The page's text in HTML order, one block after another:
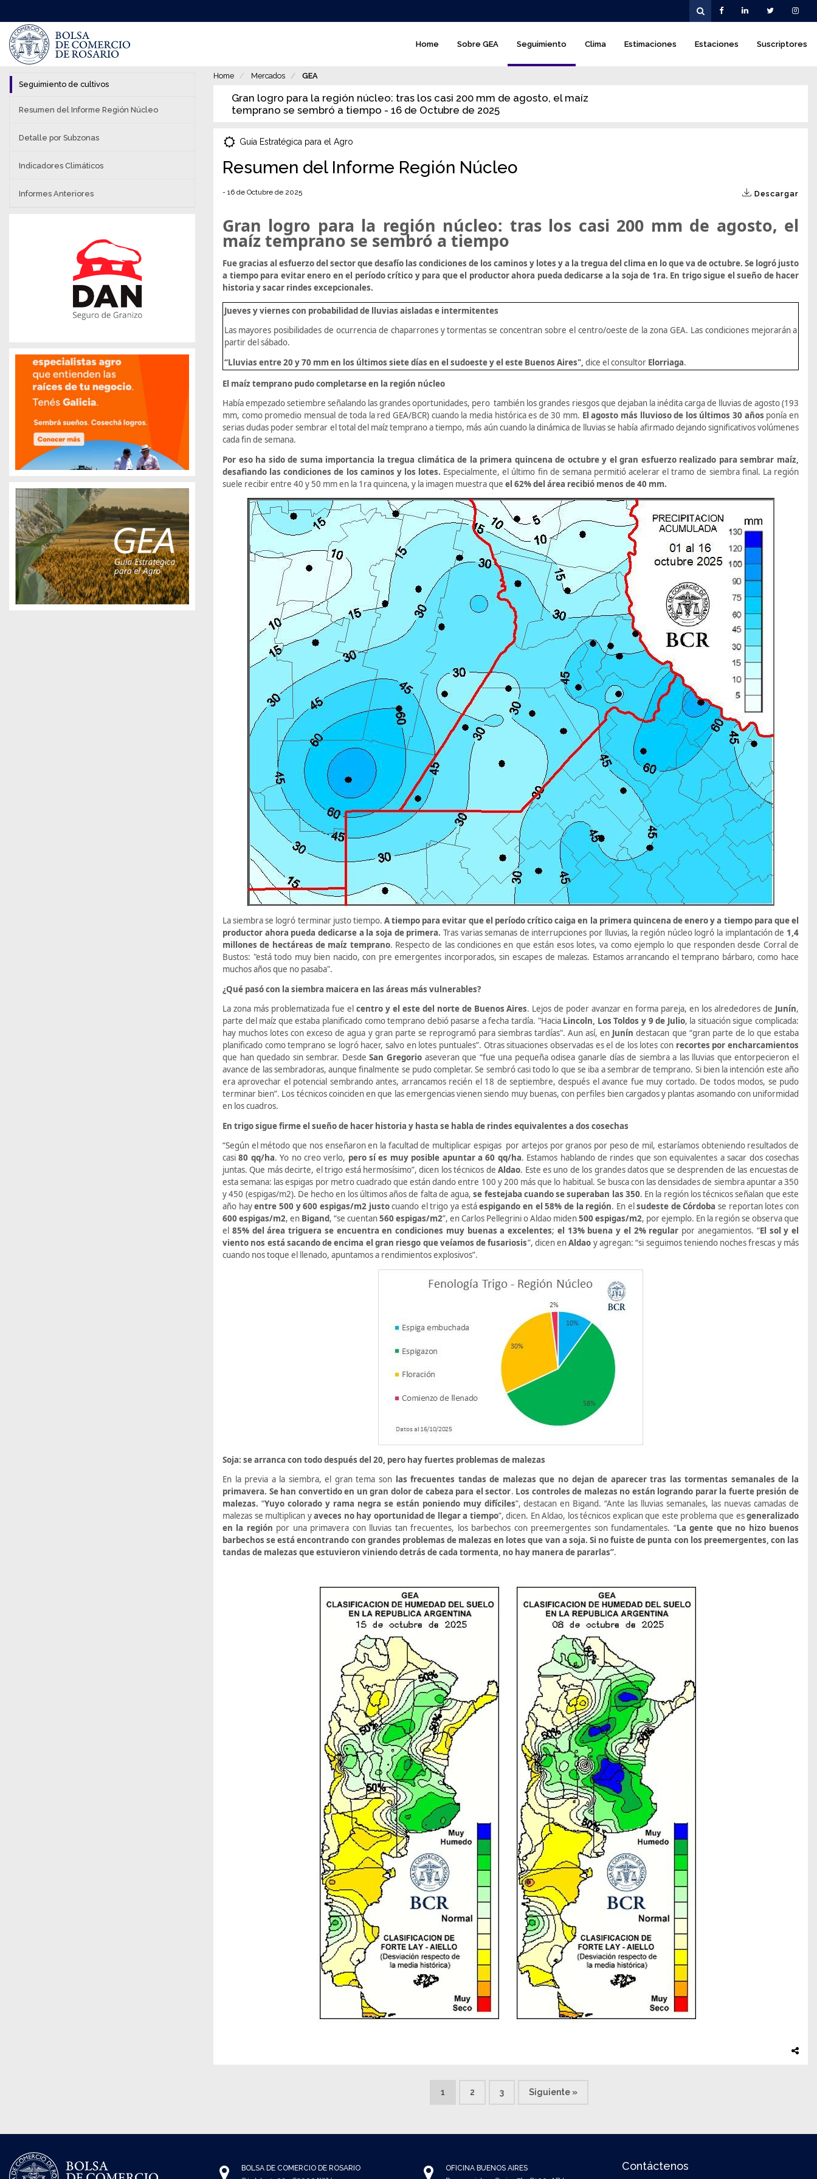
al
contenido
principal
menú
Home Sobre GEA Seguimiento Clima Estimaciones Estaciones Suscriptores
Home Mercados GEA
Gran logro para la región núcleo: tras los casi 200 mm de agosto, el maíz
temprano se sembró a tiempo - 16 de Octubre de 2025
Guía Estratégica para el Agro
Resumen del Informe Región Núcleo
Descargar
- 16 de Octubre de 2025
Gran logro para la región núcleo: tras los casi 200 mm de agosto, el
maíz temprano se sembró a tiempo
Fue gracias al esfuerzo del sector que desafío las condiciones de los caminos y lotes y a la tregua del clima en lo que va de octubre. Se logró justo
a tiempo para evitar enero en el período crítico y para que el productor ahora pueda dedicarse a la soja de 1ra. En trigo sigue el sueño de hacer
historia y sacar rindes excepcionales.
Jueves y viernes con probabilidad de lluvias aisladas e intermitentes
Las mayores posibilidades de ocurrencia de chaparrones y tormentas se concentran sobre el centro/oeste de la zona GEA. Las condiciones mejorarán a
partir del sábado.
“Lluvias entre 20 y 70 mm en los últimos siete días en el sudoeste y el este Buenos Aires", dice elconsultor Elorriaga.
El maíz temprano pudo completarse en la región núcleo
Había empezado setiembre señalando las grandes oportunidades, pero también los grandes riesgos que dejaban la inédita carga de lluvias de agosto (193
mm, como promedio mensual de toda la red GEA/BCR) cuando la media histórica es de 30 mm. El agosto más lluvioso de los últimos 30 años ponía en
serias dudas poder sembrar el total del maíz temprano a tiempo, más aún cuando la dinámica de lluvias se había afirmado dejando significativos volúmenes
cada fin de semana.
Por eso ha sido de suma importancia la tregua climática de la primera quincena de octubre y el gran esfuerzo realizado para sembrar maíz,
desafiando las condiciones de los caminos y los lotes. Especialmente, el último fin de semana permitió acelerar el tramo de siembra final. La región
suele recibir entre 40 y 50 mm en la 1ra quincena, y la imagen muestra que el 62% del área recibió menos de 40 mm.
La siembra se logró terminar justo tiempo.A tiempo para evitar que el período crítico caiga en la primera quincena de enero y a tiempo para que el
productor ahora pueda dedicarse a la soja de primera. Tras varias semanas de interrupciones por lluvias, la región núcleo logró la implantación de 1,4
millones de hectáreas de maíz temprano. Respecto de las condiciones en que están esos lotes, va como ejemplo lo que responden desde Corral de
Bustos: "está todo muy bien nacido, con pre emergentes incorporados, sin escapes de malezas. Estamos arrancando el temprano bárbaro, como hace
muchos años que no pasaba".
¿Qué pasó con la siembra maicera en las áreas más vulnerables?
La zona más problematizada fue el centro y el este del norte de Buenos Aires. Lejos de poder avanzar en forma pareja, en los alrededores de Junín,
parte del maíz que estaba planificado como temprano debió pasarse a fecha tardía. "Hacia Lincoln, Los Toldos y 9 de Julio, la situación sigue complicada:
hay muchos lotes con exceso de agua y gran parte se reprogramó para siembras tardías". Aun así, en Junín destacan que “gran parte de lo que estaba
planificado como temprano se logró hacer, salvo en lotes puntuales”. Otras situaciones observadas es el de los lotes con recortes por encharcamientos
que han quedado sin sembrar. DesdeSan Gregorioaseveran que “fue una pequeña odisea ganarle días de siembra a las lluvias que entorpecieron el
avance de las sembradoras, aunque finalmente se pudo completar. Se sembró casi todo lo que se iba a sembrar de temprano. Si bien la intención este año
era aprovechar el potencial sembrando antes, arrancamos recién el 18 de septiembre, después el avance fue muy cortado. De todos modos, se pudo
terminar bien”. Los técnicos coinciden en que las emergencias vienen siendo muy buenas, con perfiles bien cargados y plantas asomando con uniformidad
en los cuadros.
En trigo sigue firme el sueño de hacer historia y hasta se habla de rindes equivalentes a dos cosechas
“Según el método que nos enseñaron en la facultad de multiplicar espigas por artejos por granos por peso de mil, estaríamos obteniendo resultados de
casi80 qq/ha. Yo no creo verlo, pero sí es muy posible apuntar a 60 qq/ha. Estamos hablando de rindes que son equivalentes a sacar dos cosechas
juntas. Que más decirte, el trigo está hermosísimo”, dicen los técnicos deAldao. Este es uno de los grandes datos que se desprenden de las encuestas de
esta semana: las espigas por metro cuadrado que están dando entre 100 y 200 más que lo habitual. Se busca con las densidades de siembra apuntar a 350
y 450 (espigas/m2). De hecho en los últimos años de falta de agua,se festejaba cuando se superaban las 350. En la región los técnicos señalan que este
año hayentre 500 y 600 espigas/m2 justocuando el trigo ya estáespigando en el 58% de la región. En elsudeste de Córdoba se reportan lotes con
600 espigas/m2, en Bigand, “se cuentan560 espigas/m2”, en Carlos Pellegrini o Aldao miden500 espigas/m2, por ejemplo. En la región se observa que
el 85% del área triguera se encuentra en condiciones muy buenas a excelentes; el 13% buena y el 2% regular por anegamientos. “El sol y el
viento nos está sacando de encima el gran riesgo que veíamos de fusariosis”, dicen enAldao y agregan: “si seguimos teniendo noches frescas y más
cuando nos toque el llenado, apuntamos a rendimientos explosivos”.
Soja: se arranca con todo después del 20, pero hayfuertes problemas de malezas
En la previa a la siembra, el gran tema son las frecuentes tandas de malezas que no dejan de aparecer tras las tormentas semanales de la
primavera. Se han convertido en un gran dolor de cabeza para el sector. Los controles de malezas no están logrando parar la fuerte presión de
malezas. “Yuyo colorado y rama negra se están poniendo muy difíciles”, destacan en Bigand. “Ante las lluvias semanales, las nuevas camadas de
malezas se multiplican yaveces no hay oportunidad de llegar a tiempo”, dicen. En Aldao, los técnicos explican que este problema que esgeneralizado
en la región por una primavera con lluvias tan frecuentes, los barbechos con preemergentes son fundamentales. “La gente que no hizo buenos
barbechos se está encontrando con grandes problemas de malezas en lotes que van a soja. Si no fuiste de punta con los preemergentes, con las
tandas de malezas que estuvieron viniendo detrás de cada tormenta, no hay manera de pararlas”.
1 2 3 Siguiente »
Seguimiento de cultivos
Resumen del Informe Región Núcleo
Detalle por Subzonas
Indicadores Climáticos
Informes Anteriores
BOLSA DE COMERCIO DE ROSARIO
OFICINA BUENOS AIRES
Contáctenos